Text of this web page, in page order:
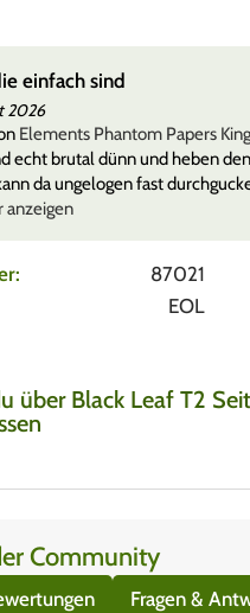
einfach sind
2026
Elements Phantom Papers
echt brutal dünn und heben
da ungelogen fast
anzeigen
87021
EOL
über Black Leaf T2
Community
Fragen &